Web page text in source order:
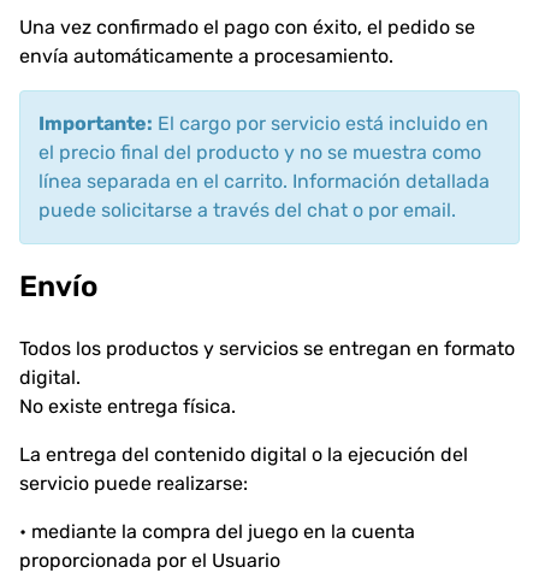
Una vez confirmado el pago con éxito, el pedido se
envía automáticamente a procesamiento.
Importante: El cargo por servicio está incluido en
el precio final del producto y no se muestra como
línea separada en el carrito. Información detallada
puede solicitarse a través del chat o por email.
Envío
Todos los productos y servicios se entregan en formato
digital.
No existe entrega física.
La entrega del contenido digital o la ejecución del
servicio puede realizarse:
• mediante la compra del juego en la cuenta
proporcionada por el Usuario